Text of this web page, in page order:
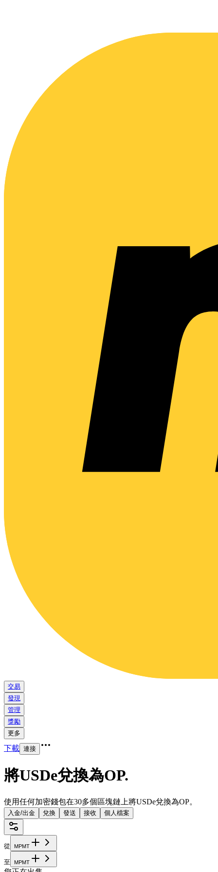
交易
發現
管理
獎勵
更多
下載 連接
將USDe兌換為OP.
使用任何加密錢包在30多個區塊鏈上將USDe兌換為OP。
入金/出金 兌換 發送 接收 個人檔案
從 MPMT
至 MPMT